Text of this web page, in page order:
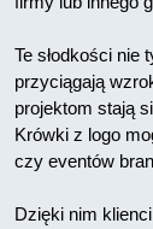
Te słodkości nie
przyciągają
projektom stają
Krówki z logo
czy eventów
Dzięki nim